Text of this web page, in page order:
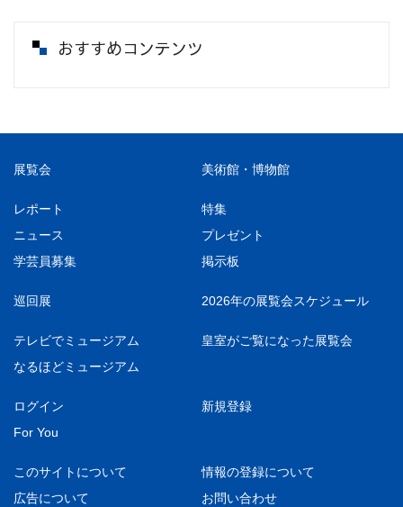
おすすめコンテンツ
展覧会 美術館・博物館
レポート
特集
ニュース
プレゼント
学芸員募集
掲示板
巡回展 2026年の展覧会スケジュール
テレビでミュージアム
皇室がご覧になった展覧会
なるほどミュージアム
ログイン
新規登録
For You
このサイトについて
情報の登録について
広告について
お問い合わせ